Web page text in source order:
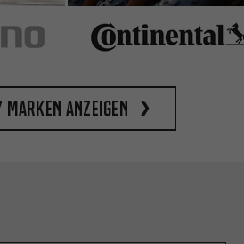
anzeigen